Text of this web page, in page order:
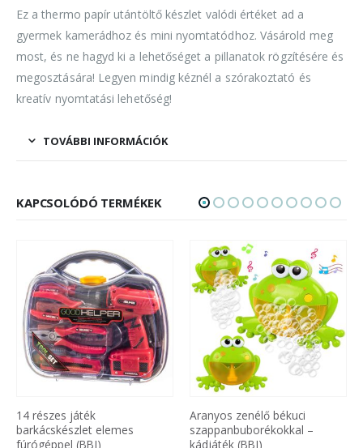
Ez a thermo papír utántöltő készlet valódi értéket ad a
gyermek kamerádhoz és mini nyomtatódhoz. Vásárold meg
most, és ne hagyd ki a lehetőséget a pillanatok rögzítésére és
megosztására! Legyen mindig kéznél a szórakoztató és
kreatív nyomtatási lehetőség!
TOVÁBBI INFORMÁCIÓK
KAPCSOLÓDÓ TERMÉKEK
Aranyos zenélő békuci
szappanbuborékokkal –
kádjáték (BBJ)
Távirányítós Transformers
Bugatti robot autó (BBJ)